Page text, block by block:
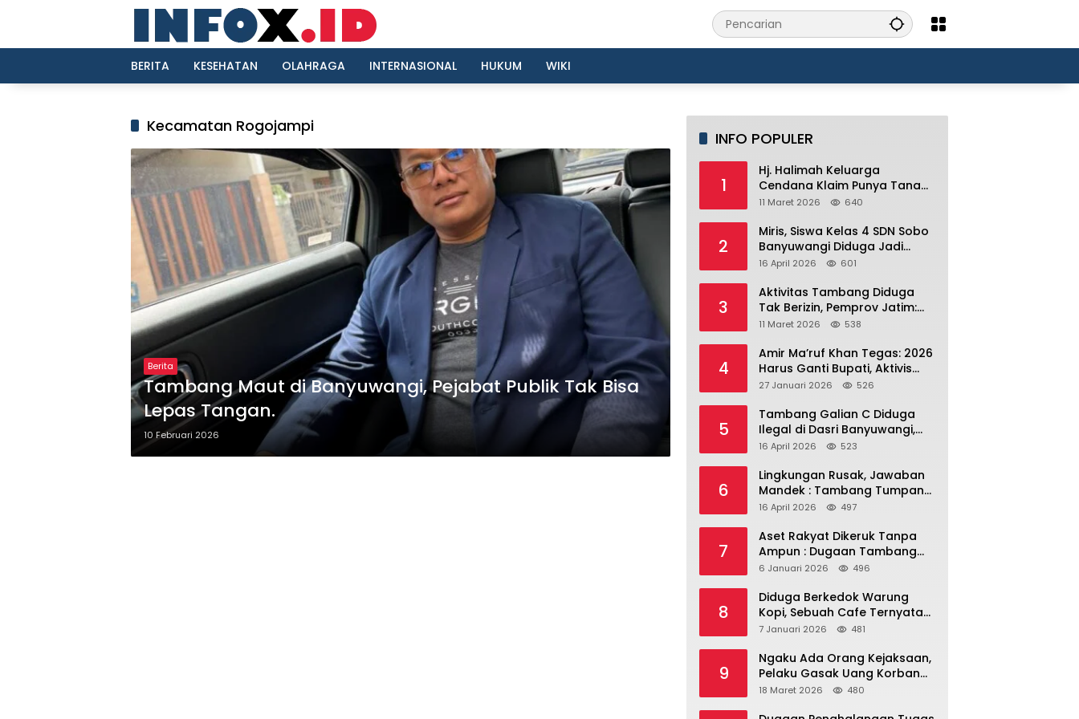
BERITA
KESEHATAN OLAHRAGA INTERNASIONAL HUKUM WIKI
Kecamatan Rogojampi
Berita
Tambang Maut di Banyuwangi, Pejabat Publik Tak Bisa
Lepas Tangan.
10 Februari 2026
INFO POPULER
1
Hj. Halimah Keluarga
Cendana Klaim Punya Tanah
Ratusan Ribu Hektar di
11 Maret 2026 640
2
Miris, Siswa Kelas 4 SDN Sobo
Banyuwangi Diduga Jadi
Korban Bullying Bertahun-
Perumahan Sutri
16 April 2026 601
3
Aktivitas Tambang Diduga
Tak Berizin, Pemprov Jatim:
Jika Produksi Tanpa IUP Itu
11 Maret 2026 538
4
Amir Ma’ruf Khan Tegas: 2026
Harus Ganti Bupati, Aktivis
dan Warga Nilai
Jawab Masalah Rakyat.
27 Januari 2026 526
5
Tambang Galian C Diduga
Ilegal di Dasri Banyuwangi,
Kades Bungkam – Ada Apa
16 April 2026 523
6
Lingkungan Rusak, Jawaban
Mandek : Tambang Tumpang
Pitu dalam Sorotan Tajam
16 April 2026 497
7
Aset Rakyat Dikeruk Tanpa
Ampun : Dugaan Tambang
Ilegal di Tanah Desa Dasri
6 Januari 2026 496
8
Diduga Berkedok Warung
Kopi, Sebuah Cafe Ternyata
Miliki Room Karaoke, Izin
7 Januari 2026 481
9
Ngaku Ada Orang Kejaksaan,
Pelaku Gasak Uang Korban
Rp10 Juta Lewat Modus
18 Maret 2026 480